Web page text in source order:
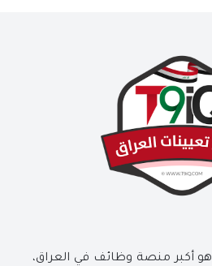
هو أكبر منصة وظائف في العراق،